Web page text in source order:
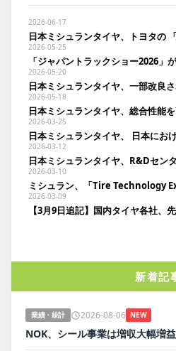
2026-06-17
2026-05-25
「ジャパントラックショー2026」
2026-05-20
2026-05-18
2026-03-25
2026-03-12
日本ミシュランタイヤ、R&Dセン
2026-03-10
2026-03-09
【3月9日追記】国内タイヤ各社、
新着記
業績・統計 2026-08-06 NEW
NOK、シール事業は増収大幅増益